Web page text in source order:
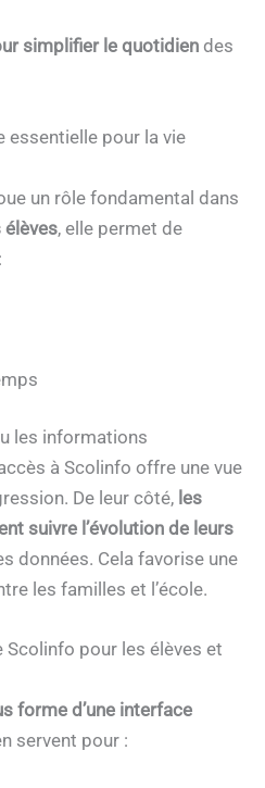
simplifier le quotidien des
essentielle pour la vie
un rôle fondamental dans
élèves, elle permet de
les informations
à Scolinfo offre une vue
De leur côté, les
suivre l’évolution de leurs
données. Cela favorise une
les familles et l’école.
pour les élèves et
forme d’une interface
servent pour :